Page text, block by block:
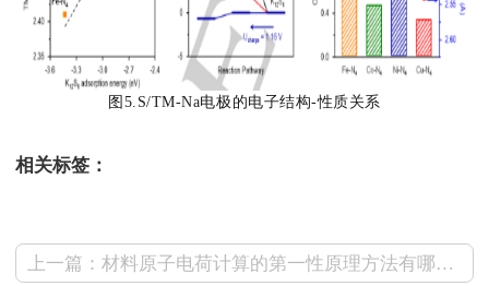
图5.S/TM-Na电极的电子结构-性质关系
相关标签：
上一篇：材料原子电荷计算的第一性原理方法有哪些？